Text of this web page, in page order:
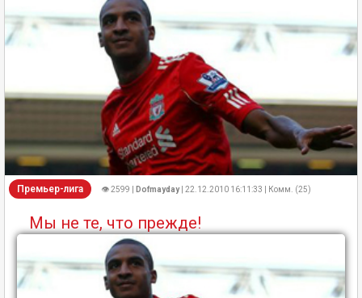
Премьер-лига 👁 2599 | Dofmayday| 22.12.2010 16:11:33 | Комм. (25)
Мы не те, что прежде!